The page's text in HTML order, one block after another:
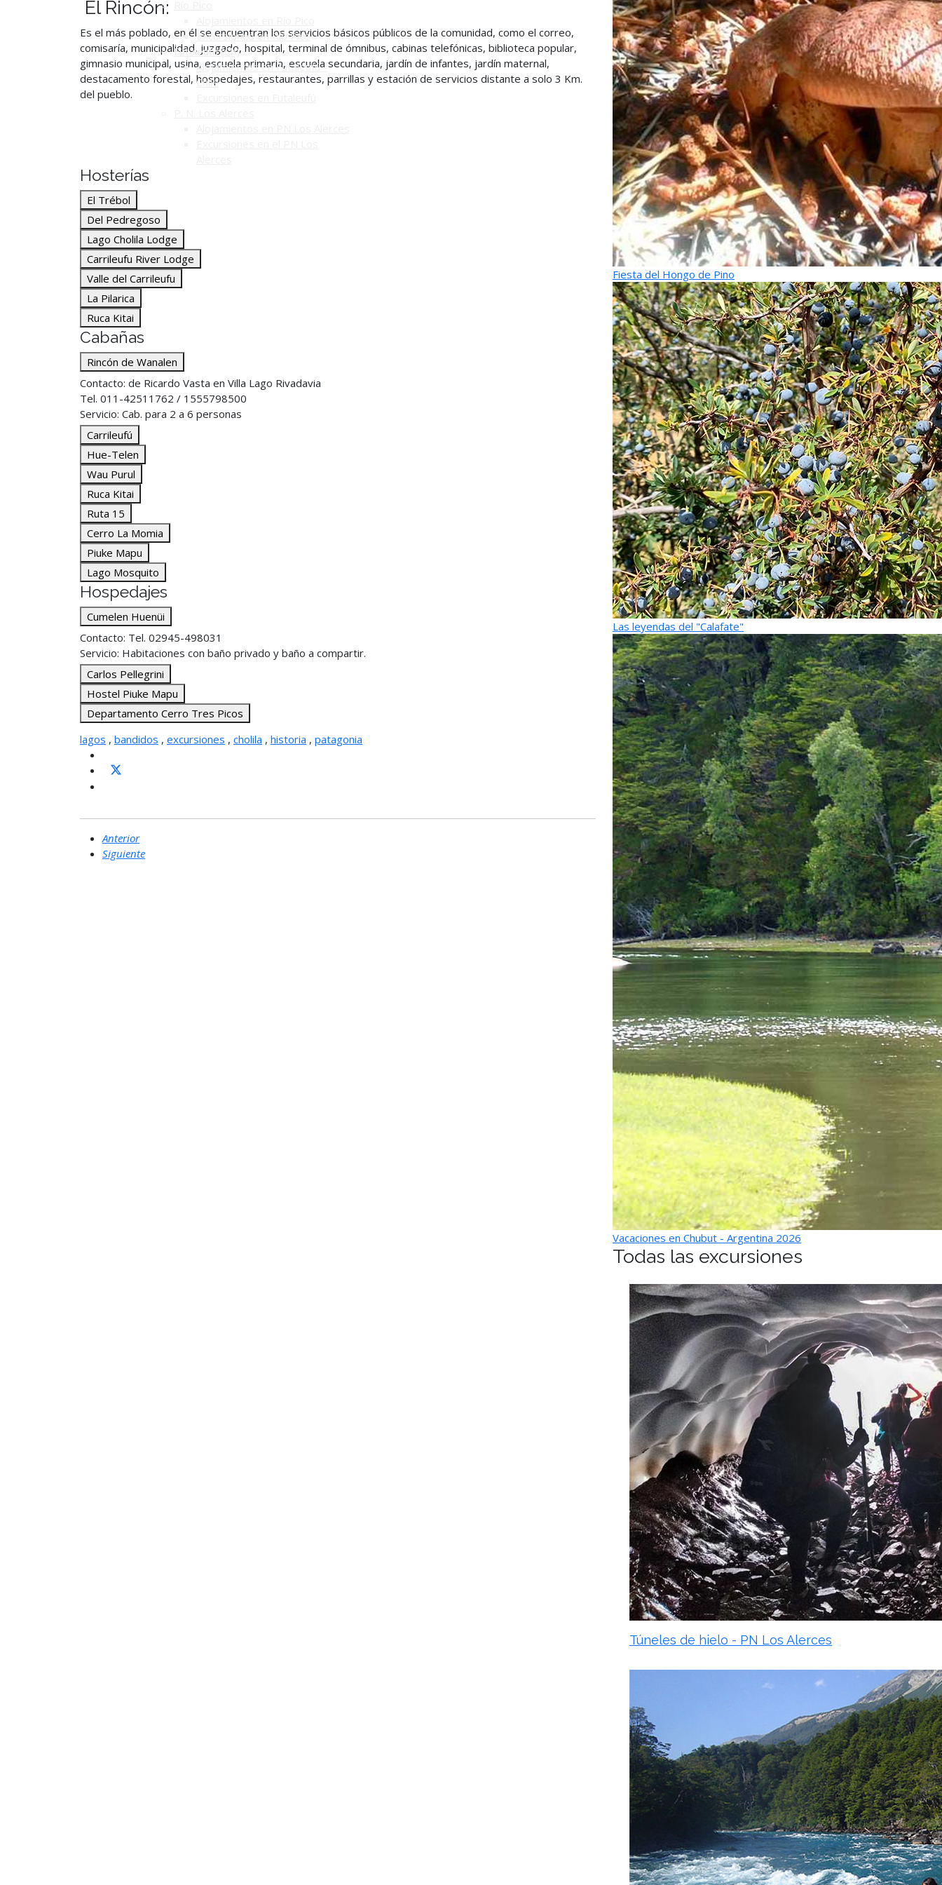
Excursiones en Río Pico
Futaleufú (Ch)
Alojamientos en Futaleufú -
Chile
El Rincón:
Es el más poblado, en él se encuentran los servicios básicos públicos de la comunidad, como el correo,
comisaría, municipalidad, juzgado, hospital, terminal de ómnibus, cabinas telefónicas, biblioteca popular,
gimnasio municipal, usina, escuela primaria, escuela secundaria, jardín de infantes, jardín maternal,
destacamento forestal, hospedajes, restaurantes, parrillas y estación de servicios distante a solo 3 Km.
del pueblo.
Hosterías
El Trébol
Del Pedregoso
Lago Cholila Lodge
Carrileufu River Lodge
Valle del Carrileufu
La Pilarica
Ruca Kitai
Cabañas
Rincón de Wanalen
Contacto: de Ricardo Vasta en Villa Lago Rivadavia
Tel. 011-42511762 / 1555798500
Servicio: Cab. para 2 a 6 personas
Carrileufú
Hue-Telen
Wau Purul
Ruca Kitai
Ruta 15
Cerro La Momia
Piuke Mapu
Lago Mosquito
Hospedajes
Cumelen Huenüi
Contacto: Tel. 02945-498031
Servicio: Habitaciones con baño privado y baño a compartir.
Carlos Pellegrini
Hostel Piuke Mapu
Departamento Cerro Tres Picos
lagos , bandidos , excursiones , cholila , historia , patagonia
Anterior
Siguiente
Fiesta del Hongo de Pino
Las leyendas del "Calafate"
Vacaciones en Chubut - Argentina 2026
Todas las excursiones
Túneles de hielo - PN Los Alerces